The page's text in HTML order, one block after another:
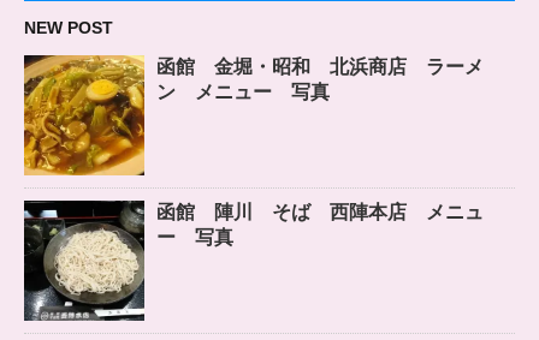
NEW POST
函館 金堀・昭和 北浜商店 ラーメ
ン メニュー 写真
函館 陣川 そば 西陣本店 メニュ
ー 写真